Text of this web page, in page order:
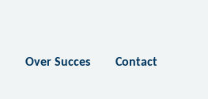
Over Succes Contact